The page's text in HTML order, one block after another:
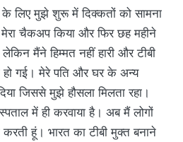
लिए मुझे शुरू में दिक्कतों को सामना
चैकअप किया और फिर छह महीने
मैंने हिम्मत नहीं हारी और टीबी
हो गई। मेरे पति और घर के अन्य
जिससे मुझे हौसला मिलता रहा।
में ही करवाया है। अब मैं लोगों
हूं। भारत का टीबी मुक्त बनाने